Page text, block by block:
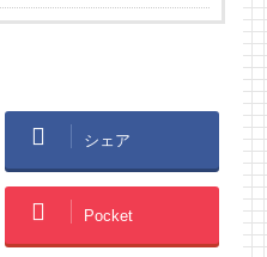
シェア
Pocket